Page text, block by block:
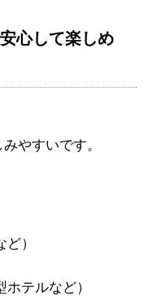
心して楽しめ
やすいです。
）
テルなど）